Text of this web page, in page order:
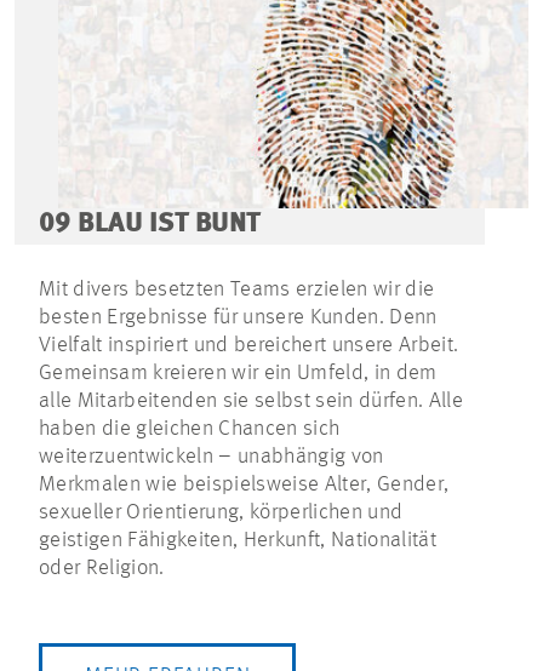
09 BLAU IST BUNT
Mit divers besetzten Teams erzielen wir die
besten Ergebnisse für unsere Kunden. Denn
Vielfalt inspiriert und bereichert unsere Arbeit.
Gemeinsam kreieren wir ein Umfeld, in dem
alle Mitarbeitenden sie selbst sein dürfen. Alle
haben die gleichen Chancen sich
weiterzuentwickeln – unabhängig von
Merkmalen wie beispielsweise Alter, Gender,
sexueller Orientierung, körperlichen und
geistigen Fähigkeiten, Herkunft, Nationalität
oder Religion.